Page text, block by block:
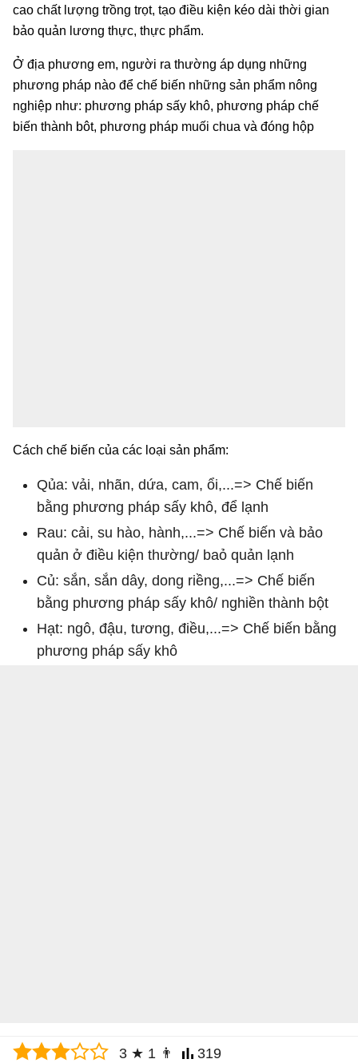
cao chất lượng trồng trọt, tạo điều kiện kéo dài thời gian
bảo quản lương thực, thực phẩm.
Ở địa phương em, người ra thường áp dụng những
phương pháp nào để chế biến những sản phẩm nông
nghiệp như: phương pháp sấy khô, phương pháp chế
biến thành bôt, phương pháp muối chua và đóng hộp
Cách chế biến của các loại sản phẩm:
Qủa: vải, nhãn, dứa, cam, ổi,...=> Chế biến
bằng phương pháp sấy khô, để lạnh
Rau: cải, su hào, hành,...=> Chế biến và bảo
quản ở điều kiện thường/ baỏ quản lạnh
Củ: sắn, sắn dây, dong riềng,...=> Chế biến
bằng phương pháp sấy khô/ nghiền thành bột
Hạt: ngô, đậu, tương, điều,...=> Chế biến bằng
phương pháp sấy khô
3 ★ 1 👨 319